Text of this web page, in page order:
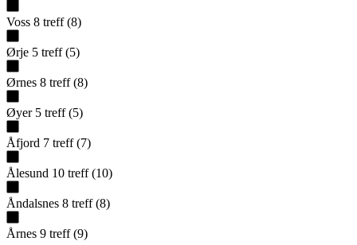
Voss 8 treff (8)
Ørje 5 treff (5)
Ørnes 8 treff (8)
Øyer 5 treff (5)
Åfjord 7 treff (7)
Ålesund 10 treff (10)
Åndalsnes 8 treff (8)
Årnes 9 treff (9)